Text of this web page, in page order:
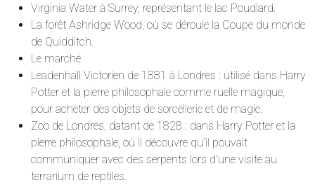
Virginia Water à Surrey, représentant le lac Poudlard.
La forêt Ashridge Wood, où se déroule la Coupe du monde
de Quidditch.
Le marché
Leadenhall Victorien de 1881 à Londres : utilisé dans Harry
Potter et la pierre philosophale comme ruelle magique,
pour acheter des objets de sorcellerie et de magie.
Zoo de Londres, datant de 1828 : dans Harry Potter et la
pierre philosophale, où il découvre qu’il pouvait
communiquer avec des serpents lors d’une visite au
terrarium de reptiles.